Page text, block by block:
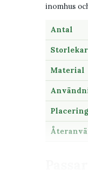
inomhus
Antal
Storlekar
Material
Placering